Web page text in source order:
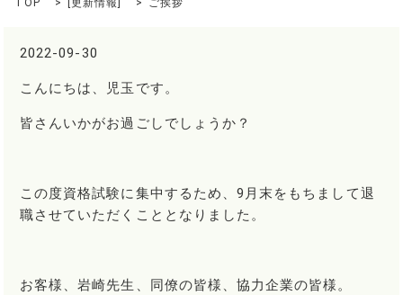
TOP 更新情報 ご挨拶
2022-09-30
こんにちは、児玉です。
皆さんいかがお過ごしでしょうか？
この度資格試験に集中するため、9月末をもちまして退
職させていただくこととなりました。
お客様、岩崎先生、同僚の皆様、協力企業の皆様。